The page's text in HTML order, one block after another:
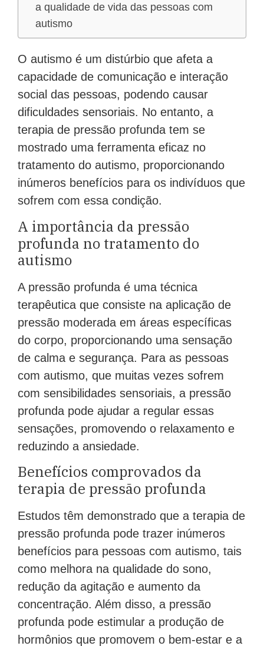
a qualidade de vida das pessoas com
autismo
O autismo é um distúrbio que afeta a
capacidade de comunicação e interação
social das pessoas, podendo causar
dificuldades sensoriais. No entanto, a
terapia de pressão profunda tem se
mostrado uma ferramenta eficaz no
tratamento do autismo, proporcionando
inúmeros benefícios para os indivíduos que
sofrem com essa condição.
A importância da pressão
profunda no tratamento do
autismo
A pressão profunda é uma técnica
terapêutica que consiste na aplicação de
pressão moderada em áreas específicas
do corpo, proporcionando uma sensação
de calma e segurança. Para as pessoas
com autismo, que muitas vezes sofrem
com sensibilidades sensoriais, a pressão
profunda pode ajudar a regular essas
sensações, promovendo o relaxamento e
reduzindo a ansiedade.
Benefícios comprovados da
terapia de pressão profunda
Estudos têm demonstrado que a terapia de
pressão profunda pode trazer inúmeros
benefícios para pessoas com autismo, tais
como melhora na qualidade do sono,
redução da agitação e aumento da
concentração. Além disso, a pressão
profunda pode estimular a produção de
hormônios que promovem o bem-estar e a